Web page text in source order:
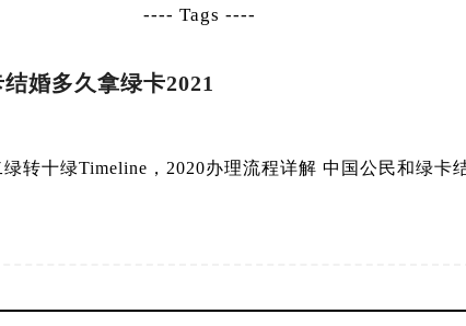
---- Tags ----
婚多久拿绿卡2021
转十绿Timeline，2020办理流程详解 中国公民和绿卡